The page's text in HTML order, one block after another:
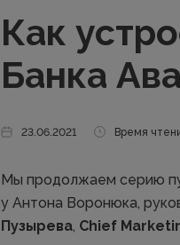
Как
Банка
23.06.2021 Время
Мы продолжаем серию
у Антона Воронюка,
Пузырева, Chief